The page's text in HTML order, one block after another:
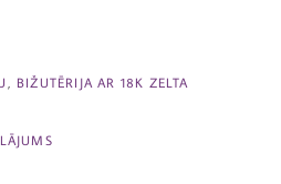
BIŽUTĒRIJA AR 18K ZELTA